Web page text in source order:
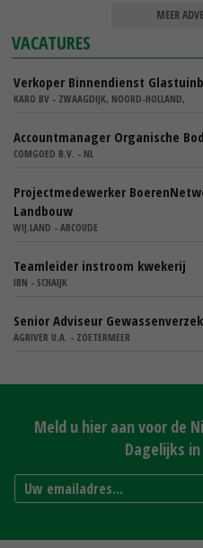
MEER
VACATURES
Verkoper Binnendienst
KARO BV - ZWAAGDIJK, NOORD-HOLLAND,
Accountmanager Organische
COMGOED B.V. - NL
Projectmedewerker
Landbouw
WIJ.LAND - ABCOUDE
Teamleider instroom kwekerij
IBN - SCHAIJK
Senior Adviseur
AGRIVER U.A. - ZOETERMEER
Meld u hier aan voor de
Dagelijks